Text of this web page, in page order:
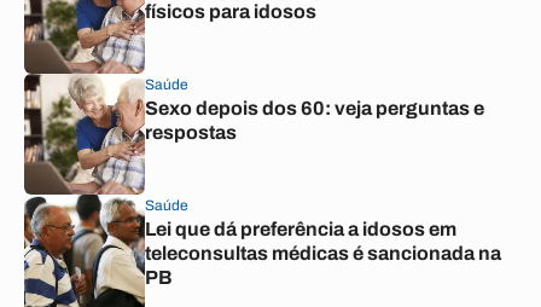
físicos para idosos
Saúde
Sexo depois dos 60: veja perguntas e
respostas
Saúde
Lei que dá preferência a idosos em
teleconsultas médicas é sancionada na
PB